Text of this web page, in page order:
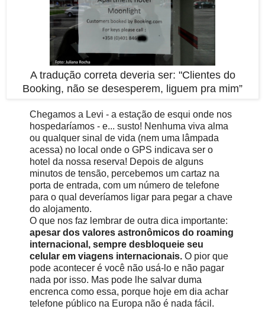
A tradução correta deveria ser: "Clientes do
Booking, não se desesperem, liguem pra mim”
Chegamos a Levi - a estação de esqui onde nos
hospedaríamos - e... susto! Nenhuma viva alma
ou qualquer sinal de vida (nem uma lâmpada
acessa) no local onde o GPS indicava ser o
hotel da nossa reserva! Depois de alguns
minutos de tensão, percebemos um cartaz na
porta de entrada, com um número de telefone
para o qual deveríamos ligar para pegar a chave
do alojamento.
O que nos faz lembrar de outra dica importante:
apesar dos valores astronômicos do roaming
internacional, sempre desbloqueie seu
celular em viagens internacionais. O pior que
pode acontecer é você não usá-lo e não pagar
nada por isso. Mas pode lhe salvar duma
encrenca como essa, porque hoje em dia achar
telefone público na Europa não é nada fácil.